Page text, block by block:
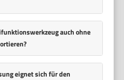
auch ohne
eignet sich für den